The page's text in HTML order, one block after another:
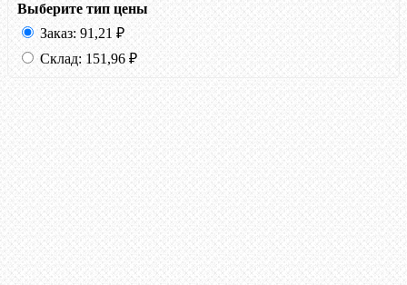
Выберите тип цены
Заказ: 91,21 ₽
Склад: 151,96 ₽